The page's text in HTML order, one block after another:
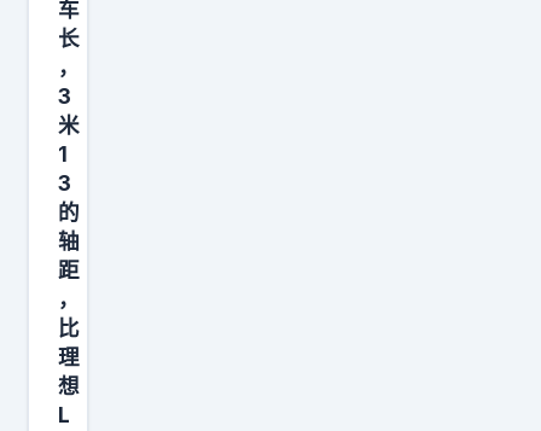
落
。
宣
传
视
频
，
根
据
华
为
严
，
轴
距
2
9
6
0
m
，
动
力
方
车
长
，
3
米
1
3
的
轴
距
，
比
理
想
L